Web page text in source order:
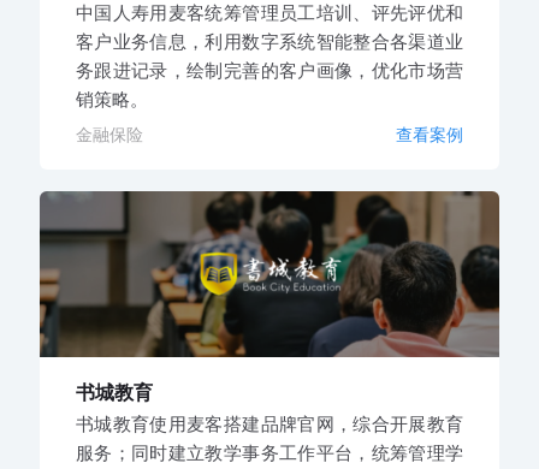
中国人寿用麦客统筹管理员工培训、评先评优和
客户业务信息，利用数字系统智能整合各渠道业
务跟进记录，绘制完善的客户画像，优化市场营
销策略。
金融保险 查看案例
书城教育
书城教育使用麦客搭建品牌官网，综合开展教育
服务；同时建立教学事务工作平台，统筹管理学